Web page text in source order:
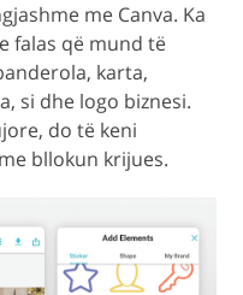
me Canva. Ka
falas që mund të
karta,
si dhe logo biznesi.
do të keni
bllokun krijues.